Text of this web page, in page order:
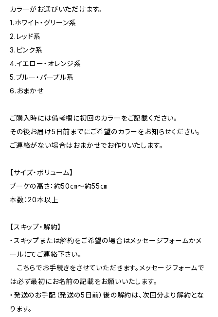
カラーがお選びいただけます。
1.ホワイト・グリーン系
2.レッド系
3.ピンク系
4.イエロー・オレンジ系
5.ブルー・パープル系
6.おまかせ
ご購入時には備考欄に初回のカラーをご記載ください。
その後お届け5日前までにご希望のカラーをお知らせください。
ご連絡がない場合はおまかせでお作りいたします。
【サイズ・ボリューム】
ブーケの高さ：約50㎝～約55㎝
本数：20本以上
【スキップ・解約】
・スキップまたは解約をご希望の場合はメッセージフォームかメ
ールにてご連絡下さい。
こちらでお手続きをさせていただきます。メッセージフォームで
は必ず最初にお名前の記載をお願いいたします。
・発送のお手配（発送の5日前）後の解約は、次回分より解約とな
ります。